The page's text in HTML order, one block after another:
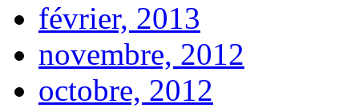
février, 2013
novembre, 2012
octobre, 2012